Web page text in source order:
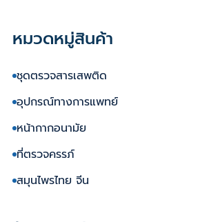
หมวดหมู่สินค้า
ชุดตรวจสารเสพติด
อุปกรณ์ทางการแพทย์
หน้ากากอนามัย
ที่ตรวจครรภ์
สมุนไพรไทย จีน